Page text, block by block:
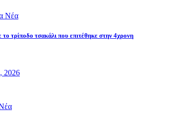
Νέα
τρίποδο τσακάλι που επιτέθηκε στην 4χρονη
2026